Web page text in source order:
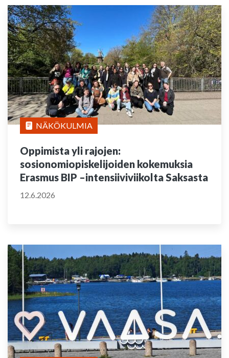
NÄKÖKULMIA
Oppimista yli rajojen:
sosionomiopiskelijoiden kokemuksia
Erasmus BIP –intensiiviviikolta Saksasta
12.6.2026